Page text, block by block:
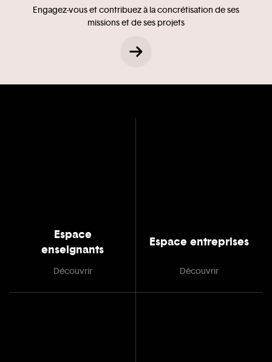
Engagez-vous et contribuez à la concrétisation de ses
missions et de ses projets
Espace
enseignants
Découvrir
Espace entreprises
Découvrir